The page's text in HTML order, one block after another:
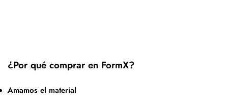
¿Por qué comprar en FormX?
Amamos el material